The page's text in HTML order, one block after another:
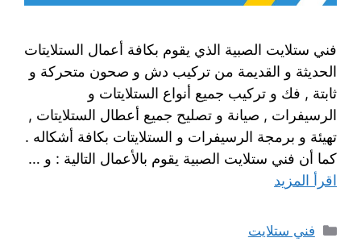
فني ستلايت الصبية الذي يقوم بكافة أعمال الستلايتات
الحديثة و القديمة من تركيب دش و صحون متحركة و
ثابتة , فك و تركيب جميع أنواع الستلايتات و
الرسيفرات , صيانة و تصليح جميع أعطال الستلايتات ,
تهيئة و برمجة الرسيفرات و الستلايتات بكافة أشكاله .
كما أن فني ستلايت الصبية يقوم بالأعمال التالية : و …
اقرأ المزيد
فني ستلايت